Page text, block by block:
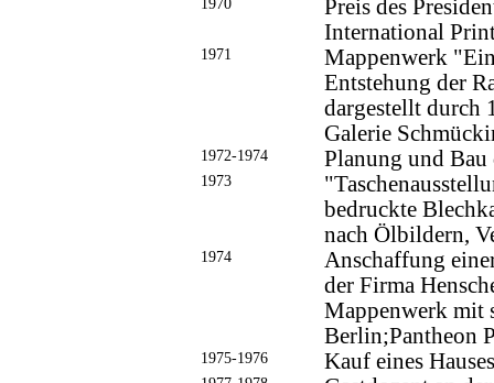
Preis des
International
1971
Mappenwerk
Entstehung der
dargestellt durch
Galerie
1972-1974 Planung und Bau
1973
bedruckte
nach Ölbildern,
1974
Anschaffung
der Firma
Mappenwerk mit
Berlin;Pantheon
1975-1976 Kauf eines